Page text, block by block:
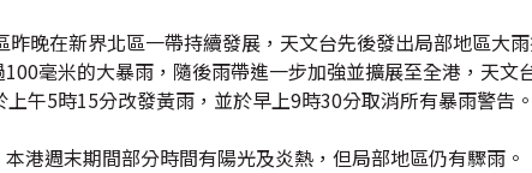
晚在新界北區一帶持續發展，天文台先後發出局部地區大
毫米的大暴雨，隨後雨帶進一步加強並擴展至全港，天文
午5時15分改發黃雨，並於早上9時30分取消所有暴雨警告。
港週末期間部分時間有陽光及炎熱，但局部地區仍有驟雨。